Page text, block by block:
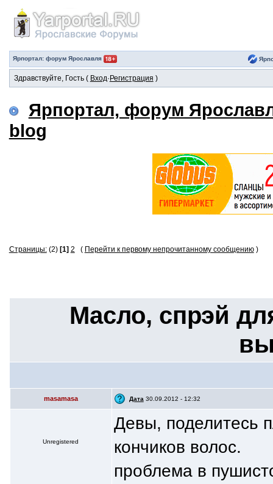
Ярпортал: форум Ярославля
Здравствуйте, Гость ( Вход· Регистрация )
Ярпортал, форум
blog
Страницы:(2) [1] 2 ( Перейти к первому непрочитанному сообщению)
Масло, спрэй
masamasa Дата 30.09.2012 - 12:32
Unregistered
Девы, поделитесь
кончиков волос.
проблема в